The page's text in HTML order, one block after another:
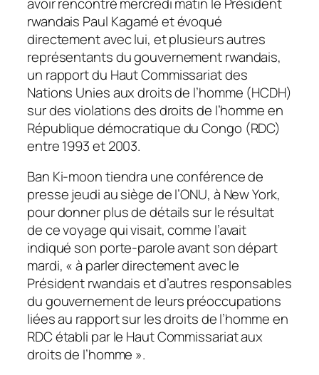
rwandais Paul Kagamé et évoqué
directement avec lui, et plusieurs autres
représentants du gouvernement rwandais,
un rapport du Haut Commissariat des
Nations Unies aux droits de l’homme (HCDH)
sur des violations des droits de l’homme en
République démocratique du Congo (RDC)
entre 1993 et 2003.
Ban Ki-moon tiendra une conférence de
presse jeudi au siège de l’ONU, à New York,
pour donner plus de détails sur le résultat
de ce voyage qui visait, comme l’avait
indiqué son porte-parole avant son départ
mardi, « à parler directement avec le
Président rwandais et d’autres responsables
du gouvernement de leurs préoccupations
liées au rapport sur les droits de l’homme en
RDC établi par le Haut Commissariat aux
droits de l’homme ».